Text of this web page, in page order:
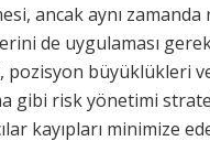
ancak aynı
de uygulaması
pozisyon büyüklükleri
gibi risk yönetimi
kayıpları minimize